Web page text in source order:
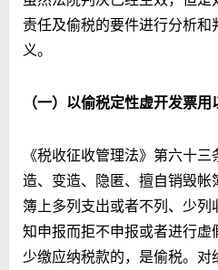
责任及偷税的要件进行分析
义。
（一）以偷税定性虚开发票
《税收征收管理法》第六十
造、变造、隐匿、擅自销毁
簿上多列支出或者不列、少
知申报而拒不申报或者进行
少缴应纳税款的，是偷税。